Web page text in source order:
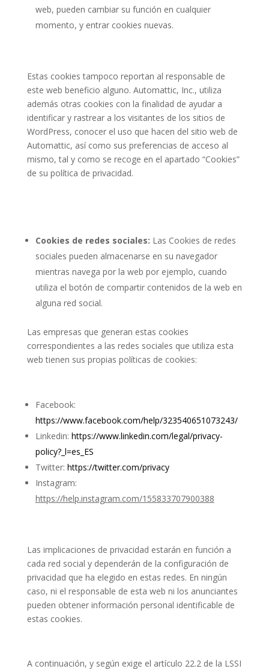
web, pueden cambiar su función en cualquier
momento, y entrar cookies nuevas.
Estas cookies tampoco reportan al responsable de
este web beneficio alguno. Automattic, Inc., utiliza
además otras cookies con la finalidad de ayudar a
identificar y rastrear a los visitantes de los sitios de
WordPress, conocer el uso que hacen del sitio web de
Automattic, así como sus preferencias de acceso al
mismo, tal y como se recoge en el apartado “Cookies”
de su política de privacidad.
Cookies de redes sociales: Las Cookies de redes
sociales pueden almacenarse en su navegador
mientras navega por la web por ejemplo, cuando
utiliza el botón de compartir contenidos de la web en
alguna red social.
Las empresas que generan estas cookies
correspondientes a las redes sociales que utiliza esta
web tienen sus propias políticas de cookies:
Facebook:
https://www.facebook.com/help/323540651073243/
Linkedin: https://www.linkedin.com/legal/privacy-
policy?_l=es_ES
Twitter: https://twitter.com/privacy
Instagram:
https://help.instagram.com/155833707900388
Las implicaciones de privacidad estarán en función a
cada red social y dependerán de la configuración de
privacidad que ha elegido en estas redes. En ningún
caso, ni el responsable de esta web ni los anunciantes
pueden obtener información personal identificable de
estas cookies.
A continuación, y según exige el artículo 22.2 de la LSSI